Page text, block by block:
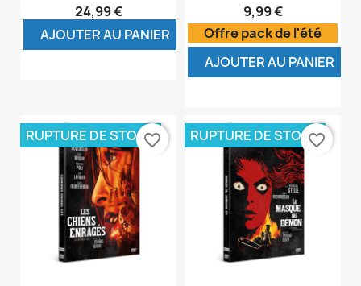
24,99 €
AJOUTER AU PANIER
9,99 €
Offre pack de l'été
AJOUTER AU PANIER
RUPTURE DE STOCK
favorite_border RUPTURE DE STOCK
favorite_border